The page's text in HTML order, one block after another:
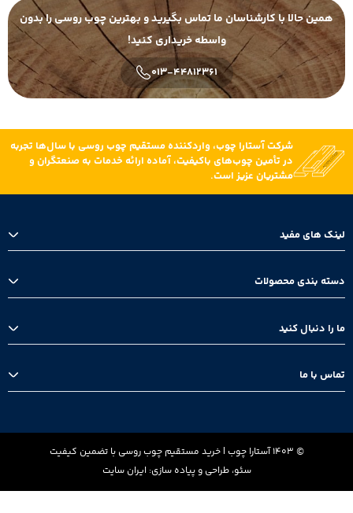
همین حالا با کارشناسان ما تماس بگیرید و بهترین چوب روسی را بدون
واسطه خریداری کنید!
013-44812361
شرکت آستارا چوب، واردکننده مستقیم چوب روسی با سال‌ها تجربه
در تأمین چوب‌های باکیفیت، آماده ارائه خدمات به صنعتگران و
مشتریان عزیز است.
لینک های مفید
دسته بندی محصولات
چوب روسی
ما را دنبال کنید
تماس با ما
013-44812361
گیلان، شهرستان آستارا -خیابان حکیم‌ نظامی- ساختمان مهر- طبقه پنجم-
واحد ۲۰
© 1403 آستارا چوب | خرید مستقیم چوب روسی با تضمین کیفیت
سئو، طراحی و پیاده سازی: ایران سایت